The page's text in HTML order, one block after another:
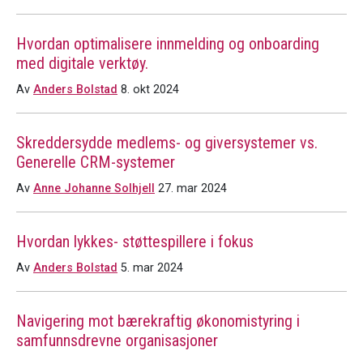
Hvordan optimalisere innmelding og onboarding
med digitale verktøy.
Av Anders Bolstad 8. okt 2024
Skreddersydde medlems- og giversystemer vs.
Generelle CRM-systemer
Av Anne Johanne Solhjell 27. mar 2024
Hvordan lykkes- støttespillere i fokus
Av Anders Bolstad 5. mar 2024
Navigering mot bærekraftig økonomistyring i
samfunnsdrevne organisasjoner